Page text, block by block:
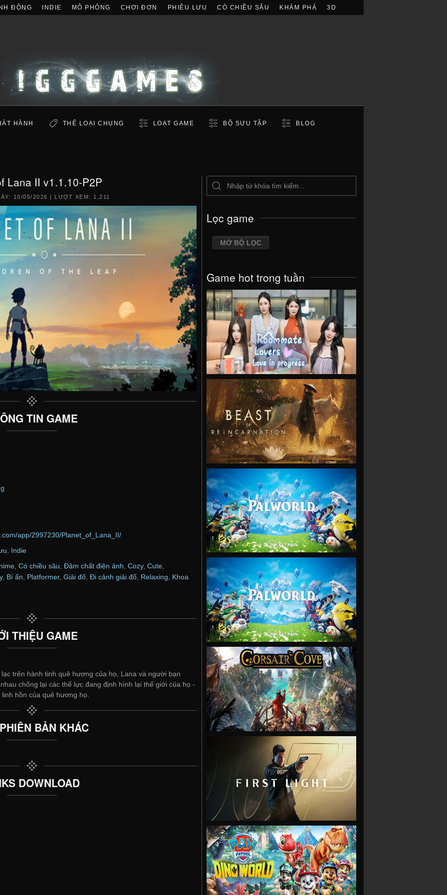
ĐỘNG INDIE MÔ PHỎNG CHƠI ĐƠN PHIÊU LƯU CÓ CHIỀU SÂU KHÁM PHÁ 3D
HÀNH THỂ LOẠI CHUNG LOẠT GAME BỘ SƯU TẬP BLOG
Lana II v1.1.10-P2P
10/05/2026 | LƯỢT XEM: 1,211
TIN GAME
app/2997230/Planet_of_Lana_II/
Indie
, Có chiều sâu, Đậm chất điện ảnh, Cozy, Cute,
, Bí ẩn Platformer, Giải đố Đi cảnh giải đố Relaxing
Khoa
THIỆU GAME
trên hành tinh quê hương của họ, Lana và người bạn
chống lại các thế lực đang định hình lại thế giới của họ -
hồn của quê hương họ.
BẢN KHÁC
DOWNLOAD
Lọc game
MỞ BỘ LỌC
Game hot trong tuần
VIEW
VIEW
VIEW
VIEW
VIEW
VIEW
VIEW